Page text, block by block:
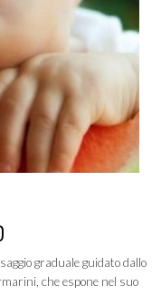
graduale guidato dallo
che espone nel suo